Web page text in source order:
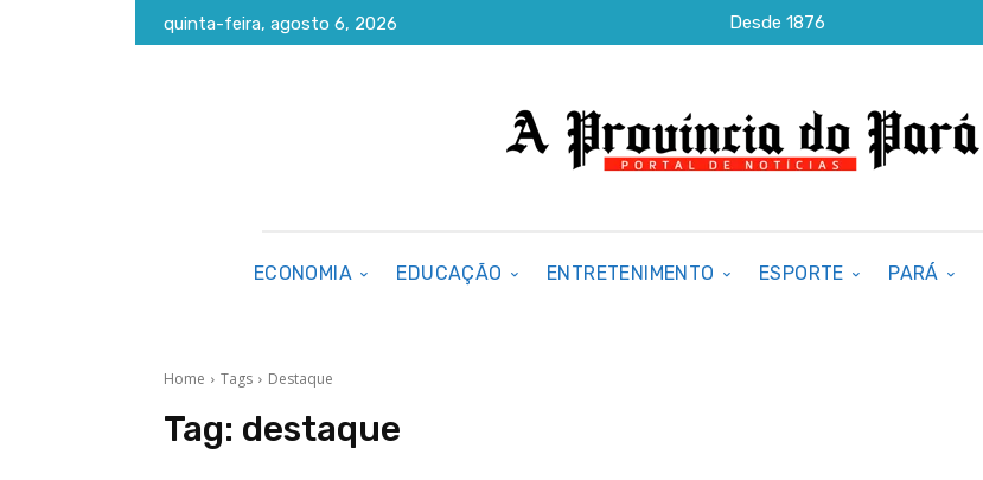
quinta-feira, agosto 6, 2026 Desde 1876
ECONOMIA EDUCAÇÃO ENTRETENIMENTO ESPORTE PARÁ
Home Tags Destaque
Tag: destaque